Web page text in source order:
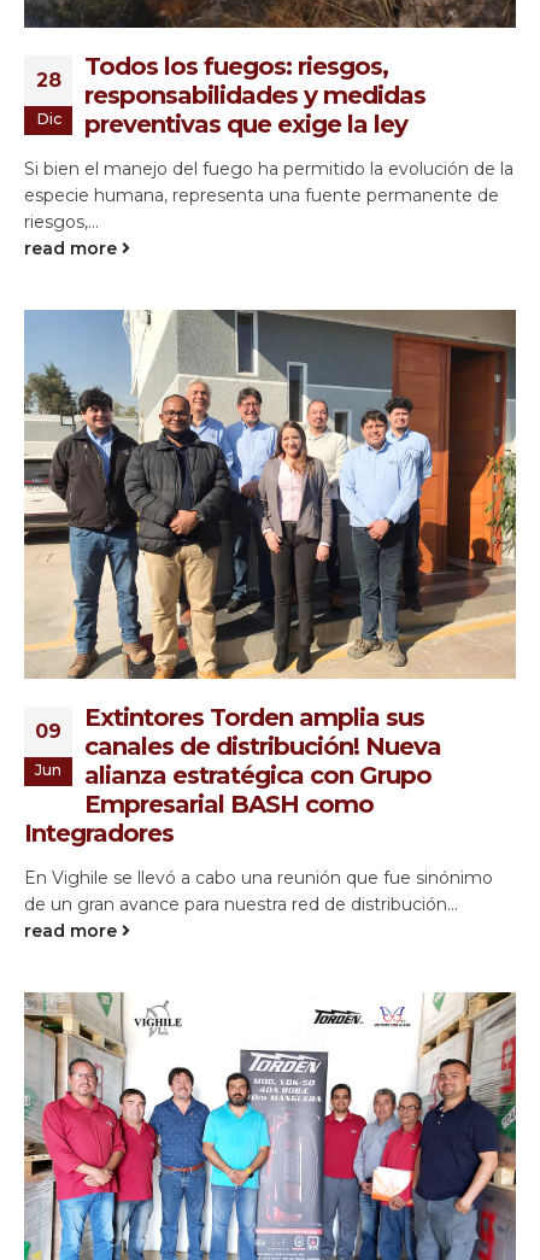
28
Dic
Todos los fuegos: riesgos,
responsabilidades y medidas
preventivas que exige la ley
Si bien el manejo del fuego ha permitido la evolución de la
especie humana, representa una fuente permanente de
riesgos,...
read more
09
Jun
Extintores Torden amplia sus
canales de distribución! Nueva
alianza estratégica con Grupo
Empresarial BASH como
Integradores
En Vighile se llevó a cabo una reunión que fue sinónimo
de un gran avance para nuestra red de distribución...
read more